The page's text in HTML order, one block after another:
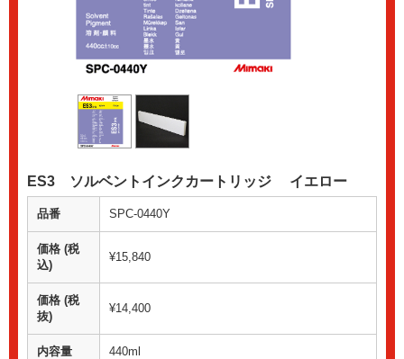
ES3 ソルベントインクカートリッジ イエロー
品番 SPC-0440Y
価格 (税
込)
¥15,840
価格 (税
抜)
¥14,400
内容量 440ml